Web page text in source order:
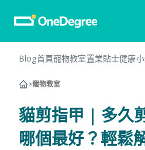
Blog首頁寵物教室置業貼士健康
>寵物教室
貓剪指甲 | 多久
哪個最好？輕鬆